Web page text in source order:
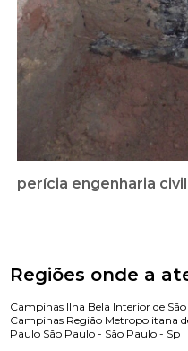
perícia engenharia
Regiões onde a
Campinas Ilha Bela Interior de
Campinas Região Metropolitana
Paulo São Paulo - São Paulo - Sp